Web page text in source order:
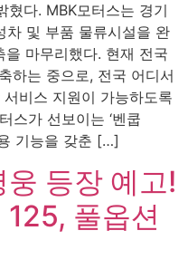
혔다. MBK모터스는 경기
차 및 부품 물류시설을 완
마무리했다. 현재 전국
하는 중으로, 전국 어디서
비스 지원이 가능하도록
스가 선보이는 ‘벤쿱
기능을 갖춘 […]
등장 예고!
풀옵션